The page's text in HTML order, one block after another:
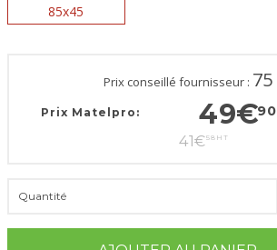
85x45
Prix conseillé fournisseur : 75
Prix Matelpro: 49€90
41€58 HT
Quantité